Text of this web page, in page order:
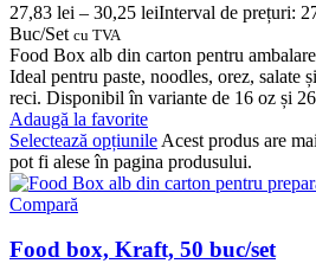
27,83 lei – 30,25 leiInterval de prețuri:
Buc/Set cu TVA
Food Box alb din carton pentru
Ideal pentru paste, noodles, orez, salate
reci. Disponibil în variante de 16 oz și
Adaugă la favorite
Selectează opțiunile Acest produs are
pot fi alese în pagina produsului.
Compară
Food box, Kraft, 50 buc/set